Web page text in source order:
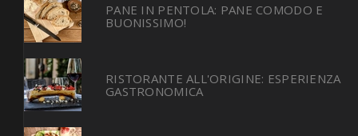
PANE IN PENTOLA: PANE COMODO E
BUONISSIMO!
RISTORANTE ALL'ORIGINE: ESPERIENZA
GASTRONOMICA